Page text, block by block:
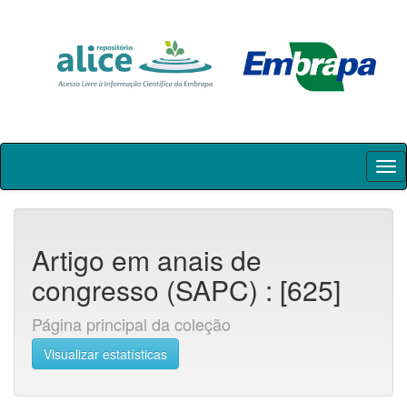
Skip
Artigo em anais de
congresso (SAPC) : [625]
Página principal da coleção
Visualizar estatísticas